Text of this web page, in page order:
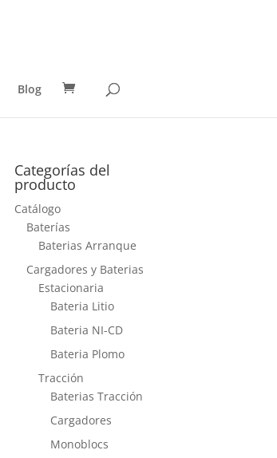
Blog
Categorías del
producto
Catálogo
Baterías
Baterias Arranque
Cargadores y Baterias
Estacionaria
Bateria Litio
Bateria NI-CD
Bateria Plomo
Tracción
Baterias Tracción
Cargadores
Monoblocs